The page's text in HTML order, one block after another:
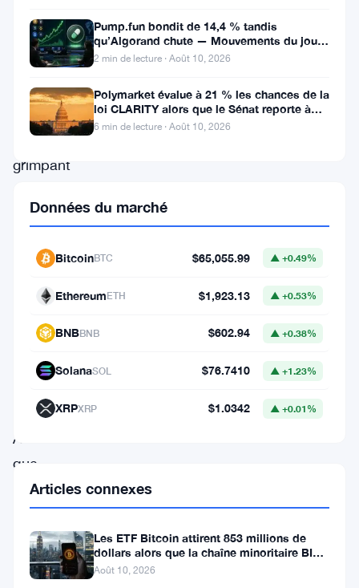
avec
une
augmentation
notable,
grimpant
près
cours
mois.
Alors
que
marché
connaît
une
Pump.fun bondit de 14,4 % tandis
qu’Algorand chute — Mouvements du jour
10 août
2 min de lecture · Août 10, 2026
Polymarket évalue à 21 % les chances de la
loi CLARITY alors que le Sénat reporte à
septembre
6 min de lecture · Août 10, 2026
Données du marché
BitcoinBTC $65,055.99 ▲ +0.49%
EthereumETH $1,923.13 ▲ +0.53%
BNBBNB $602.94 ▲ +0.38%
SolanaSOL $76.7410 ▲ +1.23%
XRPXRP $1.0342 ▲ +0.01%
Articles connexes
Les ETF Bitcoin attirent 853 millions de
dollars alors que la chaîne minoritaire BIP-
110 meurt après deux
Août 10, 2026